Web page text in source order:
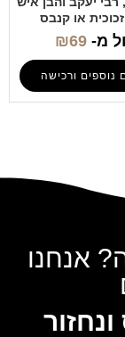
או קנבס
מ- ₪69
נוספים ורכישה
אנחנו